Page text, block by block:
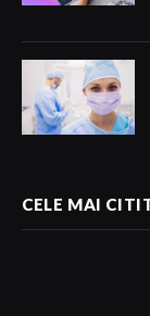
CELE MAI